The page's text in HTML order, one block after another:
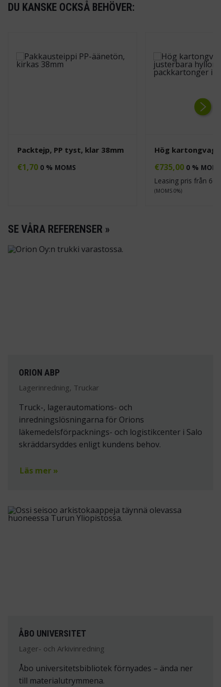
DU KANSKE OCKSÅ BEHÖVER:
Packtejp, PP tyst, klar 38mm
€1,70 0 % MOMS
Hög kartongvagn
€735,00 0 %
Leasing pris från
(MOMS 0%)
SE VÅRA REFERENSER »
ORION ABP
Lagerinredning, Truckar
Truck-, lagerautomations- och
inredningslösningarna för Orions
läkemedelsförpacknings- och logistikcenter i Salo
skräddarsyddes enligt kundens behov.
Läs mer »
ÅBO UNIVERSITET
Lager- och Arkivinredning
Åbo universitetsbibliotek förnyades – ända ner
till materialutrymmena.